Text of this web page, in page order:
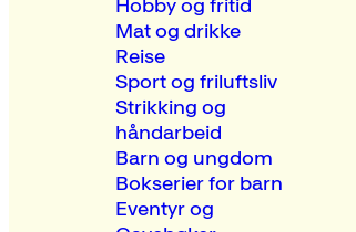
Hobby og fritid
Mat og drikke
Reise
Sport og friluftsliv
Strikking og
håndarbeid
Barn og ungdom
Bokserier for barn
Eventyr og